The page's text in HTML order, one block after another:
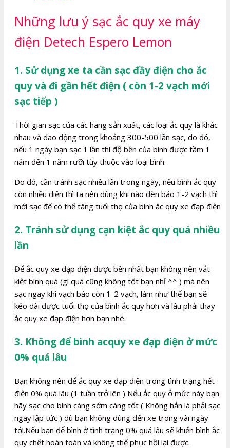
Những lưu ý sạc ắc quy xe máy
điện Detech Espero Lemon
1. Sử dụng xe ta cần sạc đầy điện cho ắc
quy và đi gần hết điện ( còn 1-2 vạch mới
sạc tiếp )
Thời gian sạc của các hãng sản xuất, các loại ắc quy là khác
nhau và dao động trong khoảng 300-500 lần sạc, do đó,
nếu 1 ngày bạn sạc 1 lần thì độ bền của bình được tầm 1
năm đến 1 năm rưỡi tùy thuộc vào loại bình.
Do đó, cần tránh sạc nhiều lần trong ngày, nếu bình ắc quy
còn nhiều điện thì ta nên dùng khi nào đèn báo 1-2 vạch thì
mới sạc để có thể tăng tuổi thọ của bình ắc quy xe đạp điện
2. Tránh sử dụng cạn kiệt ắc quy quá nhiều
lần
Để ắc quy xe đạp điện được bền nhất bạn không nên vắt
kiệt bình quá (gì quá cũng không tốt bạn nhỉ ^^ ) mà nên
sạc ngay khi vạch báo còn 1-2 vạch, làm như thế bạn sẽ
kéo dài được tuổi thọ của bình ắc quy hơn và lâu phải thay
ắc quy xe đạp điện hơn bạn nhé.
3. Không để bình acquy xe đạp điện ở mức
0% quá lâu
Bạn không nên để ắc quy xe đạp điện trong tình trạng hết
điện 0% quá lâu (1 tuần trở lên ) Nếu ắc quy ở mức này bạn
hãy sạc cho bình càng sớm càng tốt ( Không hẳn là phải sạc
ngay lập tức ) dù bạn không dùng đến xe trong vài ngày
tới.Nếu bạn để bình ở tình trạng 0% quá lâu sẽ khiến bình ắc
quy chết hoàn toàn và không thể phục hồi lại được.